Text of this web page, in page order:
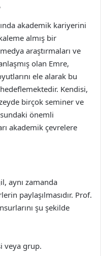
akademik kariyerini
almış bir
araştırmaları ve
olan Emre,
ele alarak bu
Kendisi,
birçok seminer ve
önemli
akademik çevrelere
aynı zamanda
paylaşılmasıdır. Prof.
şu şekilde
veya grup.